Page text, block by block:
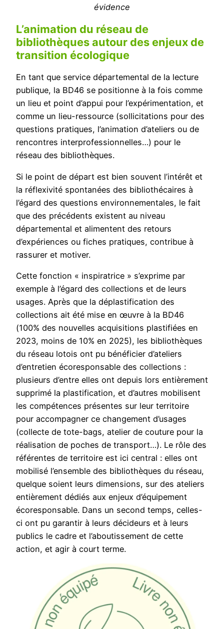
évidence
L’animation du réseau de
bibliothèques autour des enjeux de
transition écologique
En tant que service départemental de la lecture
publique, la BD46 se positionne à la fois comme
un lieu et point d’appui pour l’expérimentation, et
comme un lieu-ressource (sollicitations pour des
questions pratiques, l’animation d’ateliers ou de
rencontres interprofessionnelles…) pour le
réseau des bibliothèques.
Si le point de départ est bien souvent l’intérêt et
la réflexivité spontanées des bibliothécaires à
l’égard des questions environnementales, le fait
que des précédents existent au niveau
départemental et alimentent des retours
d’expériences ou fiches pratiques, contribue à
rassurer et motiver.
Cette fonction « inspiratrice » s’exprime par
exemple à l’égard des collections et de leurs
usages. Après que la déplastification des
collections ait été mise en œuvre à la BD46
(100% des nouvelles acquisitions plastifiées en
2023, moins de 10% en 2025), les bibliothèques
du réseau lotois ont pu bénéficier d’ateliers
d’entretien écoresponsable des collections :
plusieurs d’entre elles ont depuis lors entièrement
supprimé la plastification, et d’autres mobilisent
les compétences présentes sur leur territoire
pour accompagner ce changement d’usages
(collecte de tote-bags, atelier de couture pour la
réalisation de poches de transport…). Le rôle des
référentes de territoire est ici central : elles ont
mobilisé l’ensemble des bibliothèques du réseau,
quelque soient leurs dimensions, sur des ateliers
entièrement dédiés aux enjeux d’équipement
écoresponsable. Dans un second temps, celles-
ci ont pu garantir à leurs décideurs et à leurs
publics le cadre et l’aboutissement de cette
action, et agir à court terme.